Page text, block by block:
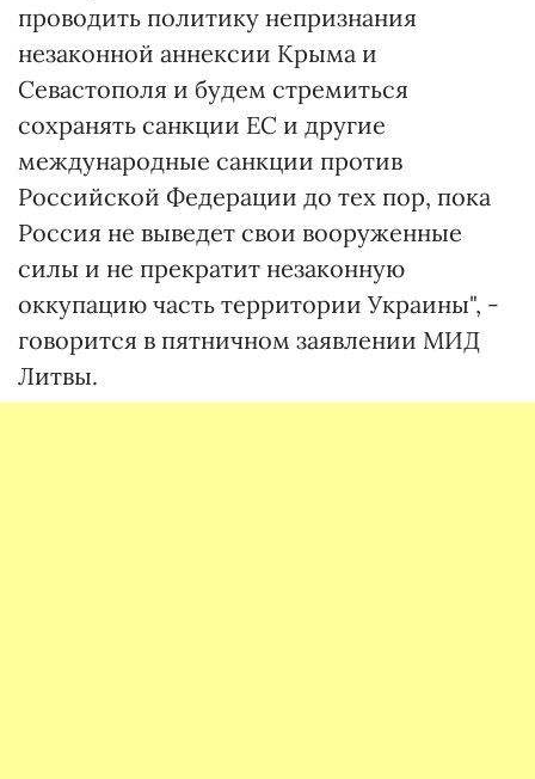
проводить политику непризнания
незаконной аннексии Крыма и
Севастополя и будем стремиться
сохранять санкции ЕС и другие
международные санкции против
Российской Федерации до тех пор, пока
Россия не выведет свои вооруженные
силы и не прекратит незаконную
оккупацию часть территории Украины", -
говорится в пятничном заявлении МИД
Литвы.